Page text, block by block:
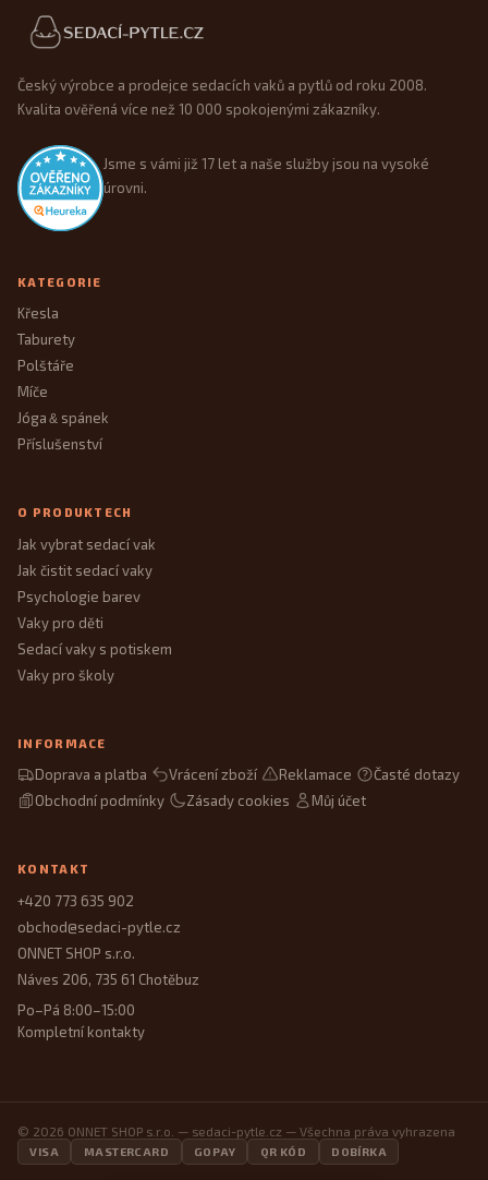
Patička webu
Český výrobce a prodejce sedacích vaků a pytlů od roku 2008.
Kvalita ověřená více než 10 000 spokojenými zákazníky.
Jsme s vámi již 17 let a naše služby jsou na vysoké
úrovni.
KATEGORIE
Křesla
Taburety
Polštáře
Míče
Jóga&spánek
Příslušenství
O PRODUKTECH
Jak vybrat sedací vak
Jak čistit sedací vaky
Psychologie barev
Vaky pro děti
Sedací vaky s potiskem
Vaky pro školy
INFORMACE
Doprava a platba Vrácení zboží Reklamace
Časté dotazy
Obchodní podmínky
Zásady cookies Můj účet
KONTAKT
+420 773 635 902
obchod@sedaci-pytle.cz
ONNET SHOP s.r.o.
Náves 206, 735 61 Chotěbuz
Po–Pá 8:00–15:00
Kompletní kontakty
© 2026 ONNET SHOP s.r.o. — sedaci-pytle.cz — Všechna práva vyhrazena
VISA MASTERCARD GOPAY QR KÓD DOBÍRKA